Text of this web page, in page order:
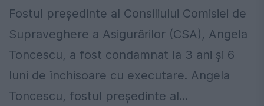
Fostul președinte al Consiliului Comisiei de
Supraveghere a Asigurărilor (CSA), Angela
Toncescu, a fost condamnat la 3 ani și 6
luni de închisoare cu executare. Angela
Toncescu, fostul președinte al...